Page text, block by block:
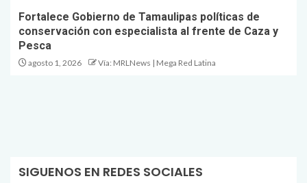
Fortalece Gobierno de Tamaulipas políticas de
conservación con especialista al frente de Caza y
Pesca
agosto 1, 2026 Vía: MRLNews | Mega Red Latina
SIGUENOS EN REDES SOCIALES